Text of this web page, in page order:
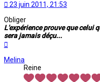
23 juin 2011, 21:53
Obliger
L'expérience prouve que celui
sera jamais déçu...
Melina
Reine